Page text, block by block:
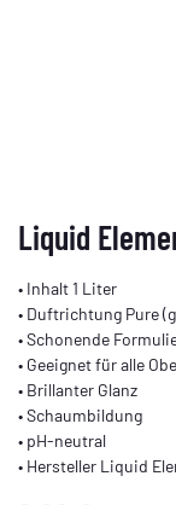
Liquid
• Inhalt 1 Liter
• Duftrichtung Pure
• Schonende
• Geeignet für alle
• Brillanter Glanz
• Schaumbildung
• pH-neutral
• Hersteller Liquid